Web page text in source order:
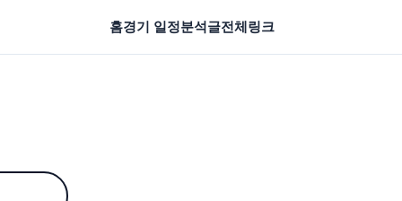
홈경기 일정분석글전체링크